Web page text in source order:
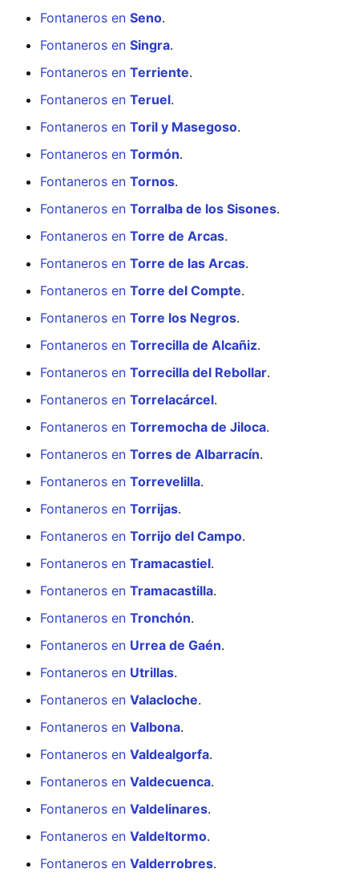
Fontaneros en Seno.
Fontaneros en Singra.
Fontaneros en Terriente.
Fontaneros en Teruel.
Fontaneros en Toril y Masegoso.
Fontaneros en Tormón.
Fontaneros en Tornos.
Fontaneros en Torralba de los Sisones.
Fontaneros en Torre de Arcas.
Fontaneros en Torre de las Arcas.
Fontaneros en Torre del Compte.
Fontaneros en Torre los Negros.
Fontaneros en Torrecilla de Alcañiz.
Fontaneros en Torrecilla del Rebollar.
Fontaneros en Torrelacárcel.
Fontaneros en Torremocha de Jiloca.
Fontaneros en Torres de Albarracín.
Fontaneros en Torrevelilla.
Fontaneros en Torrijas.
Fontaneros en Torrijo del Campo.
Fontaneros en Tramacastiel.
Fontaneros en Tramacastilla.
Fontaneros en Tronchón.
Fontaneros en Urrea de Gaén.
Fontaneros en Utrillas.
Fontaneros en Valacloche.
Fontaneros en Valbona.
Fontaneros en Valdealgorfa.
Fontaneros en Valdecuenca.
Fontaneros en Valdelinares.
Fontaneros en Valdeltormo.
Fontaneros en Valderrobres.